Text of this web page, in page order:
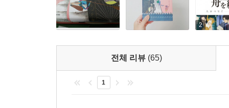
모든 것이 서툰 마지메는 그저 성실하다. 행동
외모를 꾸밀 줄 모르나 닥친 문제에 대해 끝없이
그로 인해 주변 사람들은 조금씩 변하기 시작
기시베도 ‘열정적으로’ 일에 매진하기 시작한다.
2
전체 리뷰 (65)
1